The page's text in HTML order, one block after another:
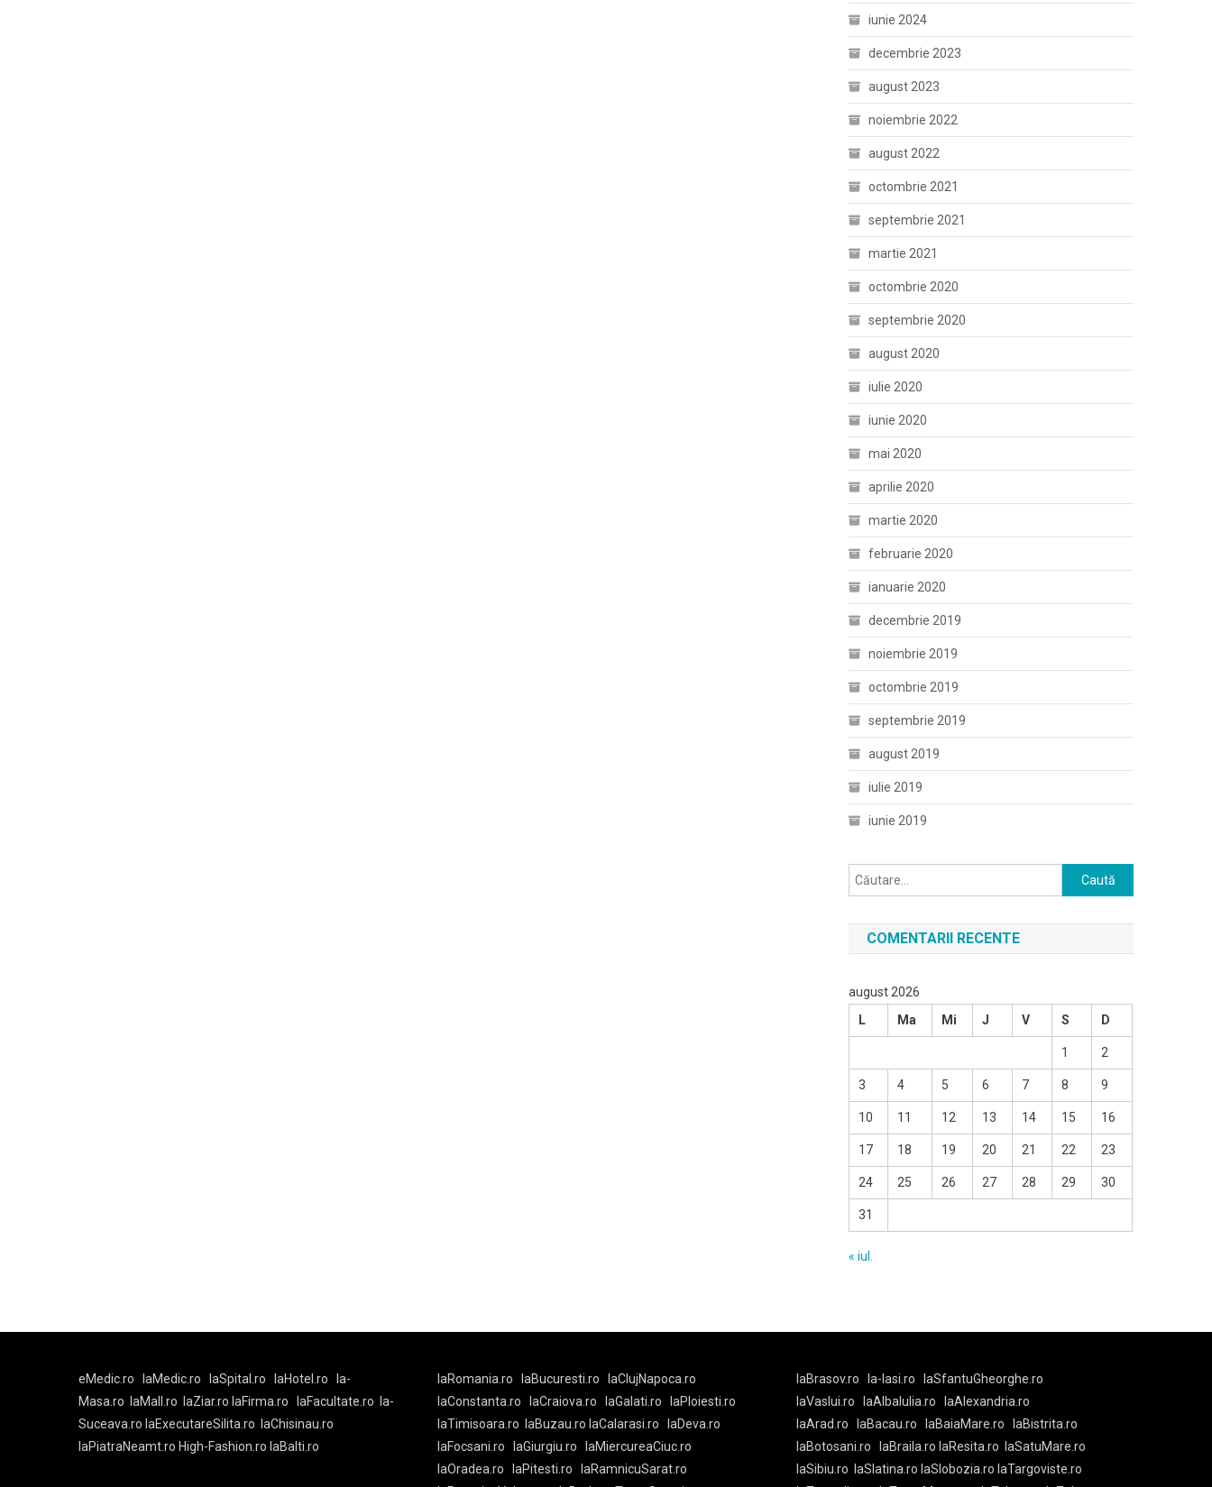
iunie 2024
decembrie 2023
august 2023
noiembrie 2022
august 2022
octombrie 2021
septembrie 2021
martie 2021
octombrie 2020
septembrie 2020
august 2020
iulie 2020
iunie 2020
mai 2020
aprilie 2020
martie 2020
februarie 2020
ianuarie 2020
decembrie 2019
noiembrie 2019
octombrie 2019
septembrie 2019
august 2019
iulie 2019
iunie 2019
Caută
după:
COMENTARII RECENTE
august 2026
L
Ma Mi J V S D
1 2
3 4 5 6 7 8 9
10 11 12 13 14 15 16
17 18 19 20 21 22 23
24 25 26 27 28 29 30
31
« iul.
eMedic.ro laMedic.ro laSpital.ro laHotel.ro
la-
Masa.ro
laMall.ro laZiar.ro laFirma.ro laFacultate.ro
la-
Suceava.ro laExecutareSilita.ro
laChisinau.ro
laPiatraNeamt.ro High-Fashion.ro laBalti.ro
laRomania.ro laBucuresti.ro
laClujNapoca.ro
laConstanta.ro
laCraiova.ro laGalati.ro
laPloiesti.ro
laTimisoara.ro
laBuzau.ro laCalarasi.ro
laDeva.ro
laFocsani.ro
laGiurgiu.ro
laMiercureaCiuc.ro
laOradea.ro
laPitesti.ro
laRamnicuSarat.ro
laBrasov.ro la-Iasi.ro
laSfantuGheorghe.ro
laVaslui.ro
laAlbaIulia.ro
laAlexandria.ro
laArad.ro
laBacau.ro laBaiaMare.ro
laBistrita.ro
laBotosani.ro
laBraila.ro laResita.ro
laSatuMare.ro
laSibiu.ro
laSlatina.ro laSlobozia.ro laTargoviste.ro